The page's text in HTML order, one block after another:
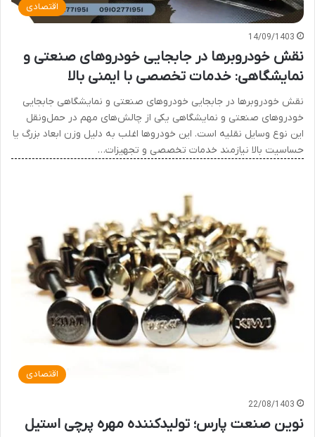
اقتصادی
14/09/1403
نقش خودروبرها در جابجایی خودروهای صنعتی و
نمایشگاهی: خدمات تخصصی با ایمنی بالا
نقش خودروبرها در جابجایی خودروهای صنعتی و نمایشگاهی جابجایی
خودروهای صنعتی و نمایشگاهی یکی از چالش‌های مهم در حمل‌ونقل
این نوع وسایل نقلیه است. این خودروها اغلب به دلیل وزن ابعاد بزرگ یا
حساسیت بالا نیازمند خدمات تخصصی و تجهیزات…
اقتصادی
22/08/1403
نوین صنعت پارس؛ تولیدکننده مهره پرچی استیل